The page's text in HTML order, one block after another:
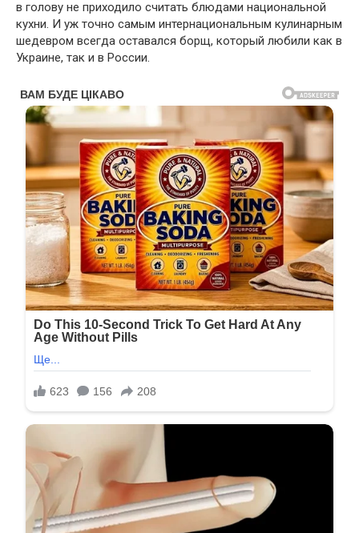
в голову не приходило считать блюдами национальной
кухни. И уж точно самым интернациональным кулинарным
шедевром всегда оставался борщ, который любили как в
Украине, так и в России.